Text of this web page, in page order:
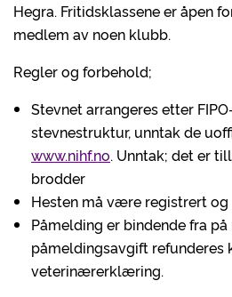
Hegra. Fritidsklassene er åpen
medlem av noen klubb.
Regler og forbehold;
Stevnet arrangeres etter
stevnestruktur, unntak de
www.nihf.no. Unntak; det er
brodder
Hesten må være registrert og
Påmelding er bindende fra
påmeldingsavgift refunderes
veterinærerklæring.